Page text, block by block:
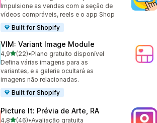
Impulsione as vendas com a seção de
vídeos compráveis, reels e o app Shop
Built for Shopify
VIM: Variant Image Module
4,9de 5 estrelas
(22)
22 avaliações ao todo
•Plano gratuito disponível
Defina várias imagens para as
variantes, e a galeria ocultará as
imagens não relacionadas.
Built for Shopify
Picture It: Prévia de Arte, RA
4,8de 5 estrelas
(46)•Avaliação gratuita